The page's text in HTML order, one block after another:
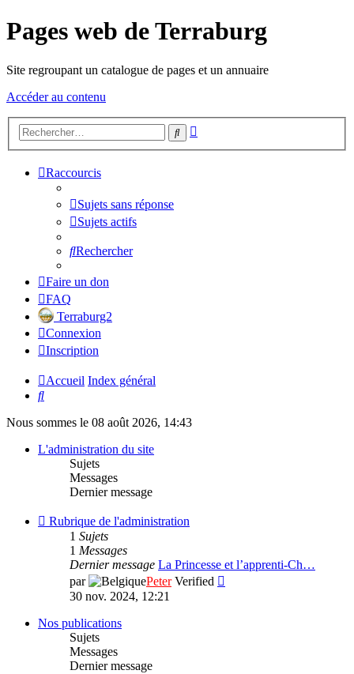
Pages web de Terraburg
Site regroupant un catalogue de pages et un annuaire
Accéder au contenu
Rechercher
Raccourcis
Sujets sans réponse
Sujets actifs
Rechercher
Faire un don
FAQ
Terraburg2
Connexion
Inscription
Accueil Index général
Rechercher
Nous sommes le 08 août 2026, 14:43
L'administration du site
Sujets
Messages
Dernier message
Flux
Rubrique
l'administration
Rubrique de l'administration
1 Sujets
1 Messages
Dernier message La Princesse et l’apprenti-Ch…
par
Peter Verified
30 nov. 2024, 12:21
Nos publications
Sujets
Messages
Dernier message